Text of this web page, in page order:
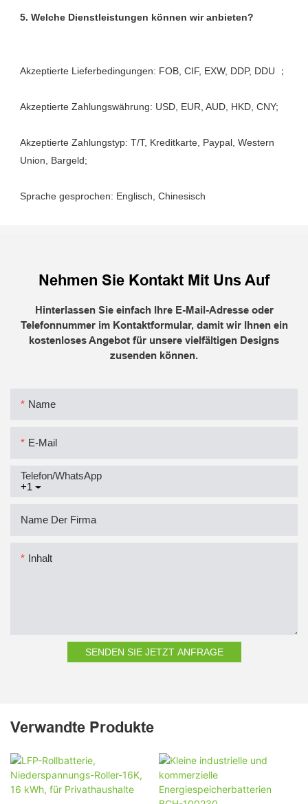
Akzeptierte Zahlungstyp: T/T, Kreditkarte, Paypal, Western
Nehmen Sie Kontakt Mit Uns Auf
Hinterlassen Sie einfach Ihre E-Mail-Adresse oder
Telefonnummer im Kontaktformular, damit wir Ihnen ein
kostenloses Angebot für unsere vielfältigen Designs
zusenden können.
Name
E-Mail
+1
Telefon/WhatsApp
Name Der Firma
Inhalt
SENDEN SIE JETZT ANFRAGE
Verwandte Produkte